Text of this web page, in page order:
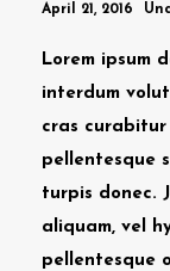
April 21, 2016
Lorem ipsum
interdum
cras curabitur
pellentesque
turpis donec.
aliquam, vel
pellentesque